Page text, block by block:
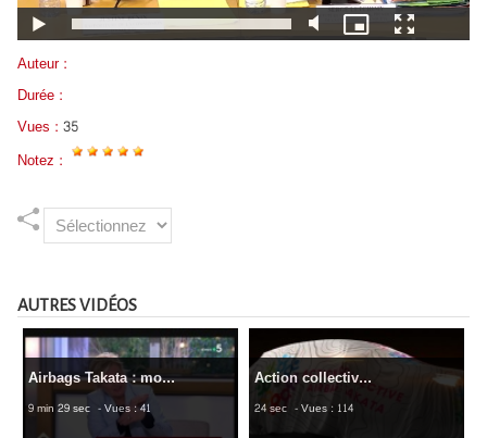
Auteur :
Durée :
Vues : 35
Notez :
AUTRES VIDÉOS
Airbags Takata : mo...
9 min 29 sec - Vues : 41
Action collectiv...
24 sec - Vues : 114